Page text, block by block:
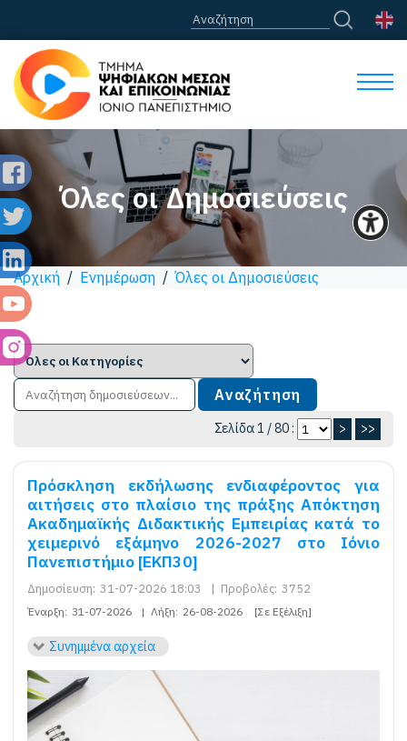
Όλες οι Δημοσιεύσεις
Αρχική / Ενημέρωση /Όλες οι Δημοσιεύσεις
Σελίδα 1 / 80 : > >>
Πρόσκληση εκδήλωσης ενδιαφέροντος για
αιτήσεις στο πλαίσιο της πράξης Απόκτηση
Ακαδημαϊκής Διδακτικής Εμπειρίας κατά το
χειμερινό εξάμηνο 2026-2027 στο Ιόνιο
Πανεπιστήμιο [ΕΚΠ30]
Δημοσίευση: 31-07-2026 18:03 | Προβολές: 3752
Έναρξη: 31-07-2026 | Λήξη: 26-08-2026 [Σε Εξέλιξη]
Συνημμένα αρχεία